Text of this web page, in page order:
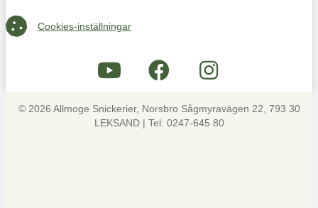
Cookies-inställningar
Cookies-inställningar
© 2026 Allmoge Snickerier, Norsbro Sågmyravägen 22, 793 30
LEKSAND | Tel: 0247-645 80